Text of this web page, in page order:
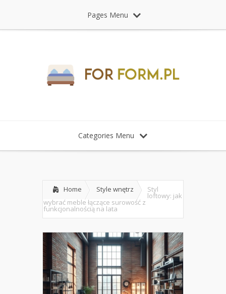
Pages Menu
Categories Menu
Home Style wnętrz Styl
loftowy: jak
wybrać meble łączące surowość z
funkcjonalnością na lata